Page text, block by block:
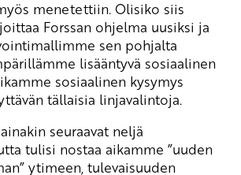
menetettiin. Olisiko siis
Forssan ohjelma uusiksi ja
sen pohjalta
lisääntyvä sosiaalinen
sosiaalinen kysymys
tällaisia linjavalintoja.
seuraavat neljä
tulisi nostaa aikamme ”uuden
ytimeen, tulevaisuuden